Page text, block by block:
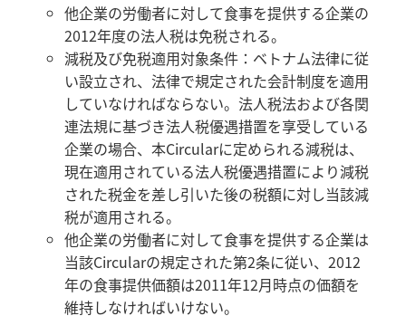
他企業の労働者に対して食事を提供する企業の
2012年度の法人税は免税される。
減税及び免税適用対象条件：ベトナム法律に従
い設立され、法律で規定された会計制度を適用
していなければならない。法人税法および各関
連法規に基づき法人税優遇措置を享受している
企業の場合、本Circularに定められる減税は、
現在適用されている法人税優遇措置により減税
された税金を差し引いた後の税額に対し当該減
税が適用される。
他企業の労働者に対して食事を提供する企業は
当該Circularの規定された第2条に従い、2012
年の食事提供価額は2011年12月時点の価額を
維持しなければいけない。